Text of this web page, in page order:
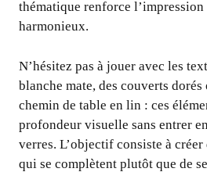
thématique renforce l’impression
harmonieux.
N’hésitez pas à jouer avec les
blanche mate, des couverts dorés
chemin de table en lin : ces
profondeur visuelle sans entrer
verres. L’objectif consiste à créer
qui se complètent plutôt que de